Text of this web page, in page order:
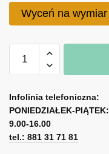
Wyceń na wymiar
Obraz
ptaszkiem
w
zimie
l
t
e
r
Infolinia telefoniczna:
PONIEDZIAŁEK-PIĄTEK:
9.00-16.00
tel.: 881 31 71 81